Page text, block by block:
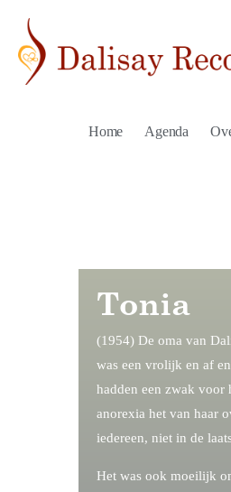
Home Agenda
Tonia
(1954) De oma van
was een vrolijk en af
hadden een zwak voor
anorexia het van haar
iedereen, niet in de
Het was ook moeilijk